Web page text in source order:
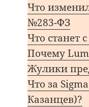
Что
№283-ФЗ
Что станет
Почему
Жулики
Что за
Казанцев)?